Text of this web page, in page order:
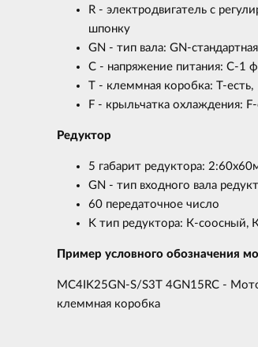
R - электродвигатель с
шпонку
GN - тип вала: GN-
C - напряжение питания: С-1
T - клеммная коробка: Т-есть,
F - крыльчатка охлаждения:
Редуктор
5 габарит редуктора:
GN - тип входного вала
60 передаточное число
K тип редуктора: К-соосный,
Пример условного обозначения
MC4IK25GN-S/S3T 4GN15RC -
клеммная коробка